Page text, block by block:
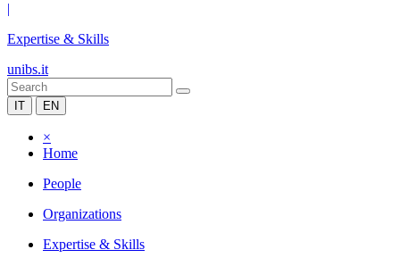
|
Expertise & Skills
unibs.it
IT EN
×
Home
People
Organizations
Expertise & Skills